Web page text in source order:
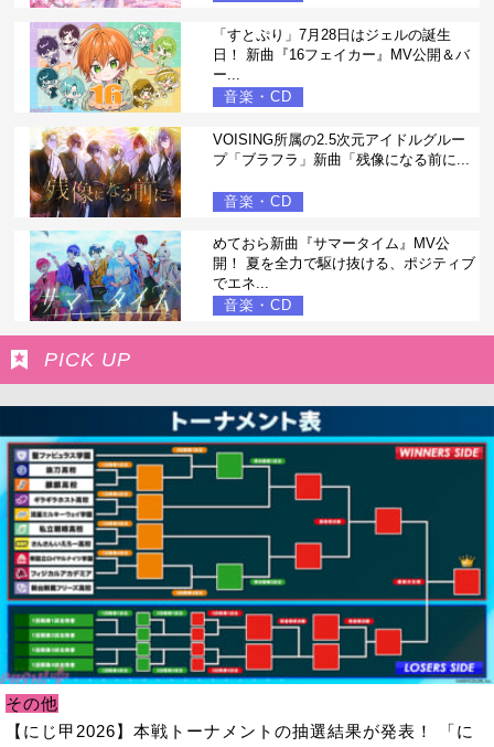
「すとぷり」7月28日はジェルの誕生
日！ 新曲『16フェイカー』MV公開＆バ
ー...
音楽・CD
VOISING所属の2.5次元アイドルグルー
プ「ブラフラ」新曲「残像になる前に...
音楽・CD
めておら新曲『サマータイム』MV公
開！ 夏を全力で駆け抜ける、ポジティブ
でエネ...
音楽・CD
PICK UP
その他
【にじ甲2026】本戦トーナメントの抽選結果が発表！ 「に